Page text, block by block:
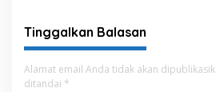
Tinggalkan Balasan
Alamat email Anda tidak akan
ditandai *